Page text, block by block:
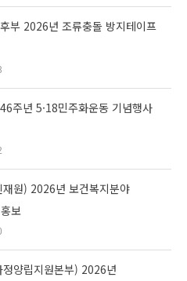
부 2026년 조류충돌 방지테이프
주년 5·18민주화운동 기념행사
재원) 2026년 보건복지분야
보
정양립지원본부) 2026년